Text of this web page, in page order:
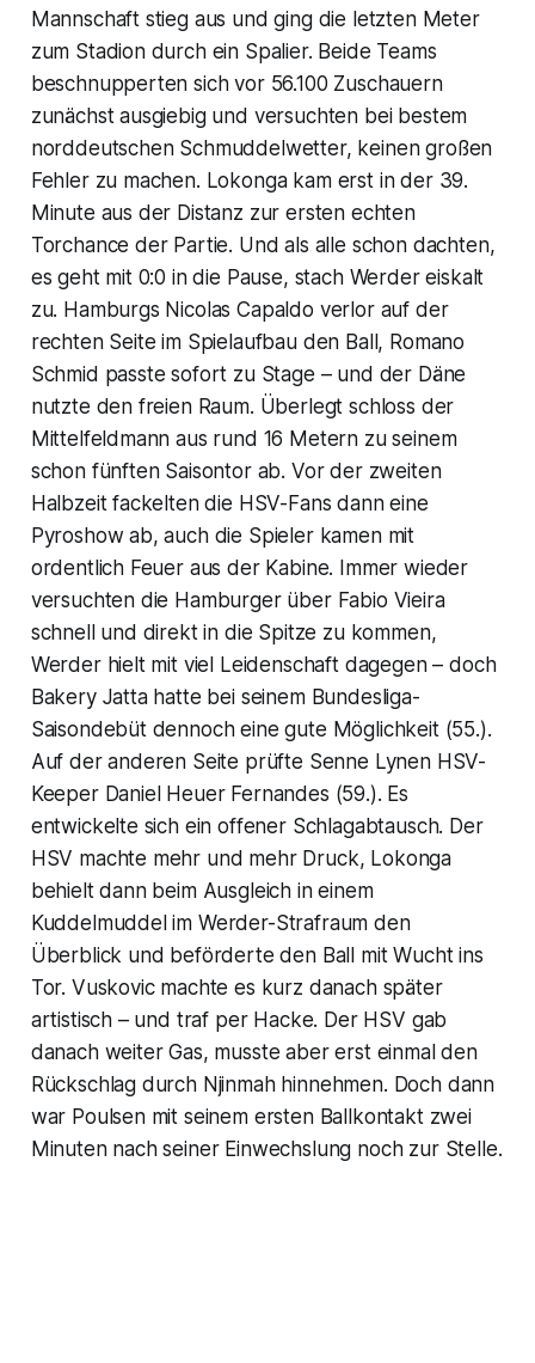
Mannschaft stieg aus und ging die letzten Meter
zum Stadion durch ein Spalier. Beide Teams
beschnupperten sich vor 56.100 Zuschauern
zunächst ausgiebig und versuchten bei bestem
norddeutschen Schmuddelwetter, keinen großen
Fehler zu machen. Lokonga kam erst in der 39.
Minute aus der Distanz zur ersten echten
Torchance der Partie. Und als alle schon dachten,
es geht mit 0:0 in die Pause, stach Werder eiskalt
zu. Hamburgs Nicolas Capaldo verlor auf der
rechten Seite im Spielaufbau den Ball, Romano
Schmid passte sofort zu Stage – und der Däne
nutzte den freien Raum. Überlegt schloss der
Mittelfeldmann aus rund 16 Metern zu seinem
schon fünften Saisontor ab. Vor der zweiten
Halbzeit fackelten die HSV-Fans dann eine
Pyroshow ab, auch die Spieler kamen mit
ordentlich Feuer aus der Kabine. Immer wieder
versuchten die Hamburger über Fabio Vieira
schnell und direkt in die Spitze zu kommen,
Werder hielt mit viel Leidenschaft dagegen – doch
Bakery Jatta hatte bei seinem Bundesliga-
Saisondebüt dennoch eine gute Möglichkeit (55.).
Auf der anderen Seite prüfte Senne Lynen HSV-
Keeper Daniel Heuer Fernandes (59.). Es
entwickelte sich ein offener Schlagabtausch. Der
HSV machte mehr und mehr Druck, Lokonga
behielt dann beim Ausgleich in einem
Kuddelmuddel im Werder-Strafraum den
Überblick und beförderte den Ball mit Wucht ins
Tor. Vuskovic machte es kurz danach später
artistisch – und traf per Hacke. Der HSV gab
danach weiter Gas, musste aber erst einmal den
Rückschlag durch Njinmah hinnehmen. Doch dann
war Poulsen mit seinem ersten Ballkontakt zwei
Minuten nach seiner Einwechslung noch zur Stelle.